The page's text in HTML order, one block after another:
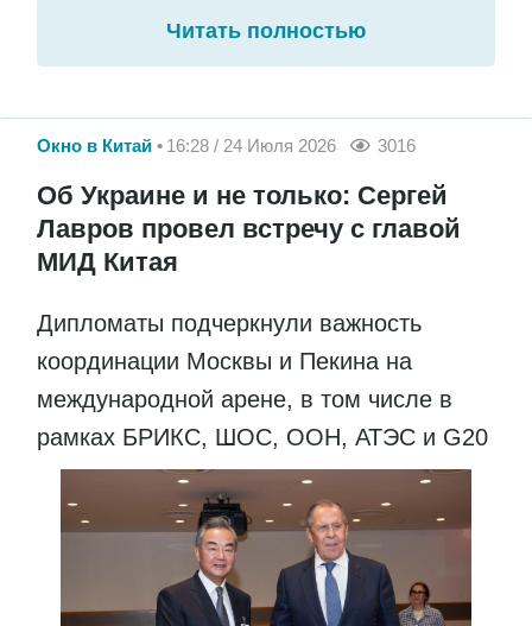
Читать полностью
Окно в Китай 16:28 / 24 Июля 2026 3016
Об Украине и не только: Сергей
Лавров провел встречу с главой
МИД Китая
Дипломаты подчеркнули важность
координации Москвы и Пекина на
международной арене, в том числе в
рамках БРИКС, ШОС, ООН, АТЭС и G20